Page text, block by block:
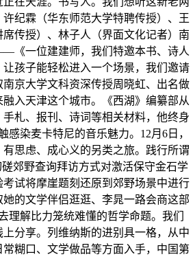
纪霖（华东师范大学特聘传授）、王
传授）、林子人（界面文化记者）南
《一位建建师，我们特邀本书、诗人
孩子能轻松进入一个场景，我们邀请
京大学文科资深传授周晓虹、出名做
入天津这个城市。《西湖》编纂部从
札、报刊、诗词等相关材料，他终身
感染麦卡特尼的音乐魅力。12月6日，
思虑、成心义的另类之旅。践行所谓
郊野查询拜访方式对激活保守金石学
试将摩崖题刻还原到郊野场景中进行
的文学伴侣逛逛、李晁一路会商这部
理解比力笼统难懂的哲学命题。我们
分享。列维纳斯的进别具一格，从中
常糊口、文学做品等方面入手，中国第